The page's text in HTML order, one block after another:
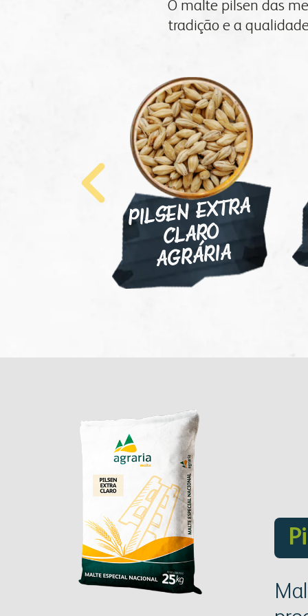
parceiros comerciais
relatório anual
O malte pilsen das
tradição e a
PILSEN EXTRA
CLARO
A
GRÁRIA